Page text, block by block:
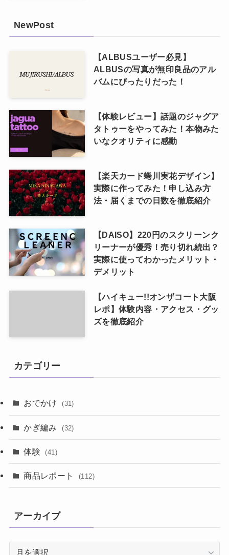
NewPost
【ALBUSユーザー必見】
ALBUSの写真が無印良品のアル
バムにぴったりだった！
【体験レビュー】話題のジャグア
タトゥーをやってみた！本物みた
いなクオリティに感動
【楽天カード蜷川実花デザイン】
実際に作ってみた！申し込み方
法・届くまでの日数を徹底紹介
【DAISO】220円のスクリーンク
リーナーが優秀！売り切れ続出？
実際に使ってわかったメリット・
デメリット
【ハイキュー!!オンザコート大阪
レポ】体験内容・アクセス・グッ
ズを徹底紹介
カテゴリー
おでかけ (31)
かぎ編み (32)
体験 (41)
商品レポート (112)
アーカイブ